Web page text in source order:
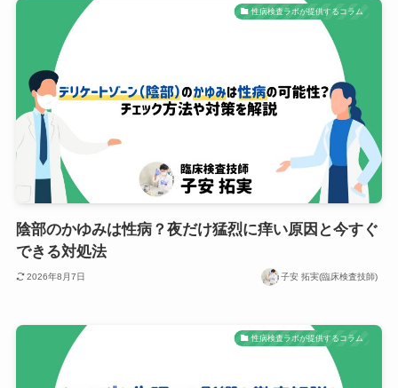
性病検査ラボが提供するコラム
陰部のかゆみは性病？夜だけ猛烈に痒い原因と今すぐ
できる対処法
2026年8月7日 子安 拓実(臨床検査技師)
性病検査ラボが提供するコラム